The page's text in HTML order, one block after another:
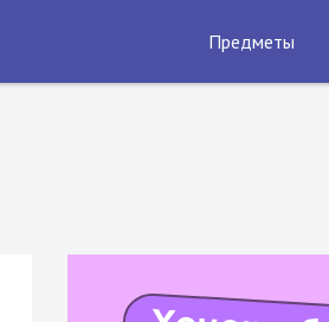
Предметы